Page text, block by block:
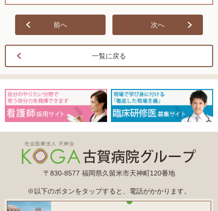
前へ 次へ
一覧に戻る
〒830-8577 福岡県久留米市天神町120番地
※以下のボタンをタップすると、電話がかかります。